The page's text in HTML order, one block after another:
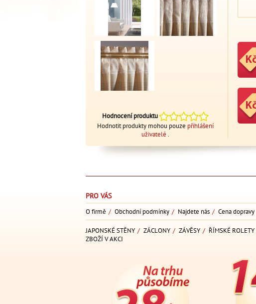
Hodnocení produktu
Hodnotit produkty mohou pouze přihlášení
uživatelé .
PRO VÁS
O firmě / Obchodní podmínky / Najdete nás / Cena dopravy
JAPONSKÉ STĚNY / ZÁCLONY / ZÁVĚSY / ŘÍMSKÉ ROLETY
ZBOŽÍ V AKCI